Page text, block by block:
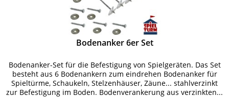
Bodenanker 6er Set
Bodenanker-Set für die Befestigung von Spielgeräten. Das Set
besteht aus 6 Bodenankern zum eindrehen Bodenanker für
Spieltürme, Schaukeln, Stelzenhäuser, Zäune... stahlverzinkt
zur Befestigung im Boden. Bodenverankerung aus verzinkten...